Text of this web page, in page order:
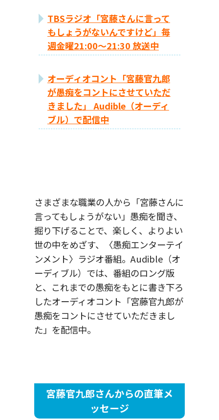
TBSラジオ「宮藤さんに言って
もしょうがないんですけど」毎
週金曜21:00～21:30 放送中
オーディオコント「宮藤官九郎
が愚痴をコントにさせていただ
きました」 Audible（オーディ
ブル）で配信中
さまざまな職業の人から「宮藤さんに
言ってもしょうがない」愚痴を聞き、
掘り下げることで、楽しく、よりよい
世の中をめざす、〈愚痴エンターテイ
ンメント〉ラジオ番組。Audible（オ
ーディブル）では、番組のロング版
と、これまでの愚痴をもとに書き下ろ
したオーディオコント「宮藤官九郎が
愚痴をコントにさせていただきまし
た」を配信中。
宮藤官九郎さんからの直筆メ
ッセージ